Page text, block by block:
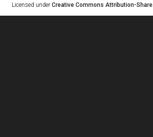
Licensed under Creative Commons Attribution-